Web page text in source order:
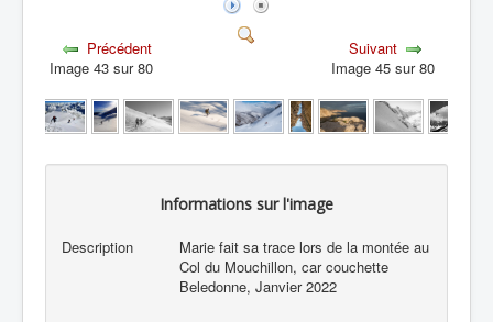
Précédent
Image 43 sur 80
Suivant
Image 45 sur 80
Informations sur l'image
Description
Marie fait sa trace lors de la montée au
Col du Mouchillon, car couchette
Beledonne, Janvier 2022